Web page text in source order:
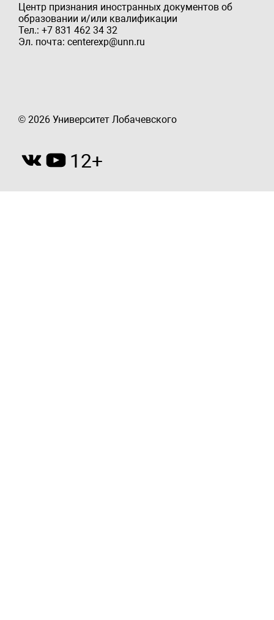
Центр признания иностранных документов об
образовании и/или квалификации
Тел.: +7 831 462 34 32
Эл. почта: centerexp@unn.ru
© 2026 Университет Лобачевского
12+